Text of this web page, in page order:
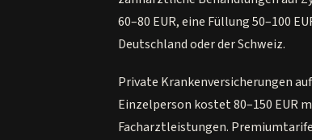
60–80 EUR, eine Füllung 50–100
Deutschland oder der Schweiz.
Private Krankenversicherungen
Einzelperson kostet 80–150
Facharztleistungen.